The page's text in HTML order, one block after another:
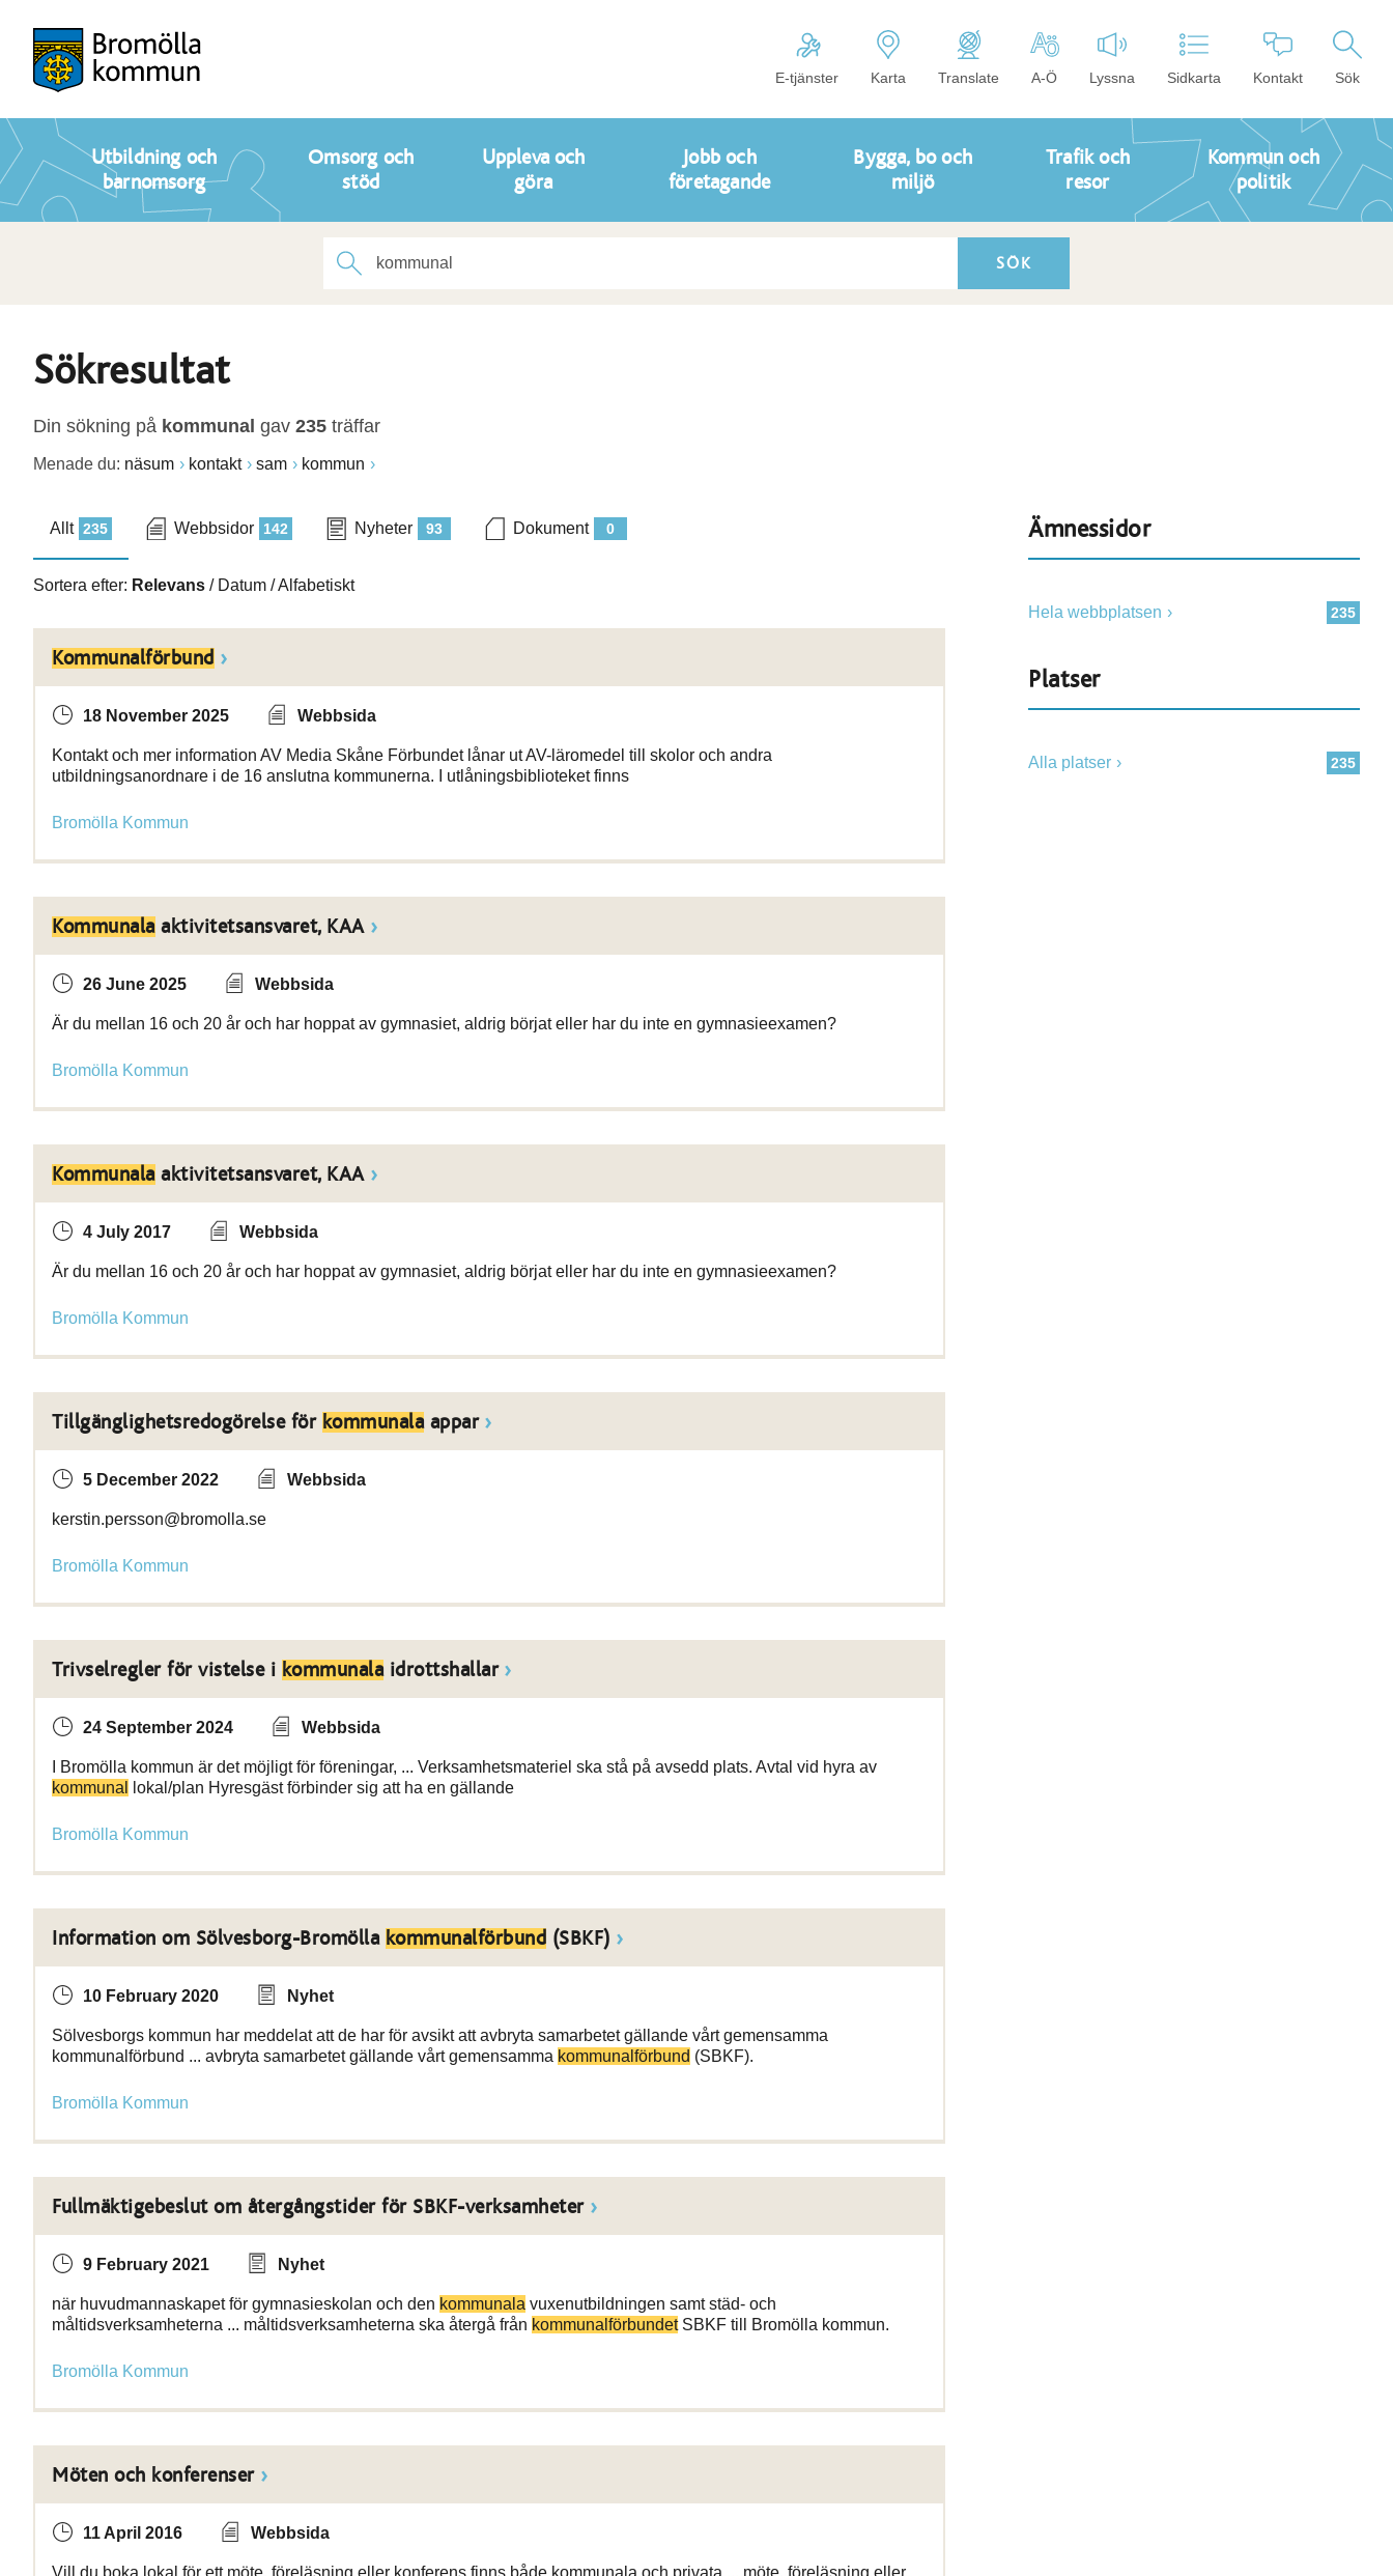
E-tjänster Karta Translate A-Ö Lyssna Sidkarta Kontakt Sök
Utbildning och
barnomsorg
Omsorg och
stöd
Uppleva och
göra
Jobb och
företagande
Bygga, bo och
miljö
Trafik och
resor
Kommun och
politik
Sökresultat
Din sökning på kommunal gav 235 träffar
Menade du: näsum kontakt sam kommun
235
Allt 142
Webbsidor 93
Nyheter 0
Dokument
Sortera efter: Relevans / Datum /Alfabetiskt
Kommunalförbund
18 November 2025 Webbsida
Kontakt och mer information AV Media Skåne Förbundet lånar ut AV-läromedel till skolor och andra
utbildningsanordnare i de 16 anslutna kommunerna. I utlåningsbiblioteket finns
Bromölla Kommun
Kommunalaaktivitetsansvaret, KAA
26 June 2025 Webbsida
Är du mellan 16 och 20 år och har hoppat av gymnasiet, aldrig börjat eller har du inte en gymnasieexamen?
Bromölla Kommun
Kommunalaaktivitetsansvaret, KAA
4 July 2017 Webbsida
Är du mellan 16 och 20 år och har hoppat av gymnasiet, aldrig börjat eller har du inte en gymnasieexamen?
Bromölla Kommun
Tillgänglighetsredogörelse för kommunalaappar
5 December 2022 Webbsida
kerstin.persson@bromolla.se
Bromölla Kommun
Trivselregler för vistelse i kommunalaidrottshallar
24 September 2024 Webbsida
I Bromölla kommun är det möjligt för föreningar, ... Verksamhetsmateriel ska stå på avsedd plats. Avtal vid hyra av
kommunal
lokal/plan Hyresgäst förbinder sig att ha en gällande
Bromölla Kommun
Information om Sölvesborg-Bromölla kommunalförbund (SBKF)
10 February 2020 Nyhet
Sölvesborgs kommun har meddelat att de har för avsikt att avbryta samarbetet gällande vårt gemensamma
kommunalförbund ... avbryta samarbetet gällande vårt gemensamma kommunalförbund (SBKF).
Bromölla Kommun
Fullmäktigebeslut om återgångstider för SBKF-verksamheter
9 February 2021 Nyhet
när huvudmannaskapet för gymnasieskolan och den kommunala vuxenutbildningen samt städ- och
måltidsverksamheterna ... måltidsverksamheterna ska återgå från kommunalförbundetSBKF till Bromölla kommun.
Bromölla Kommun
Möten och konferenser
11 April 2016 Webbsida
Vill du boka lokal för ett möte, föreläsning eller konferens finns både kommunala och privata ... möte, föreläsning eller
Ämnessidor
235
Hela webbplatsen
Platser
235
Alla platser